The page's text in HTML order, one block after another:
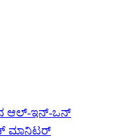
ಆಲ್-ಇನ್-ಒನ್
ಮಾನಿಟರ್